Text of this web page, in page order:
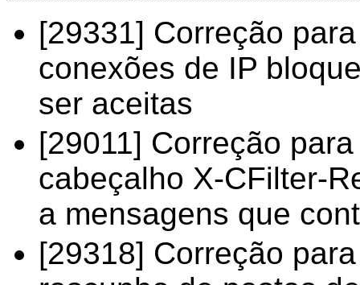
[29331] Correção
conexões de IP
ser aceitas
[29011] Correção
cabeçalho X-CFilter-
a mensagens que
[29318] Correção